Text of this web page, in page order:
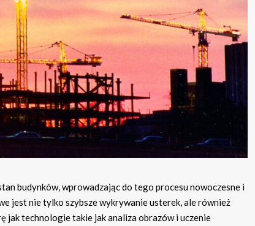
budynków, wprowadzając do tego procesu nowoczesne i
jest nie tylko szybsze wykrywanie usterek, ale również
jak technologie takie jak analiza obrazów i uczenie